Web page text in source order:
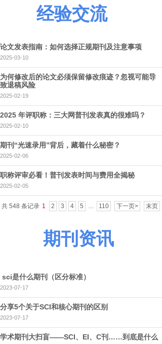
经验交流
论文发表指南：如何选择正规期刊及注意事项
2025-03-10
为何修改后的论文必须保留修改痕迹？忽视可能导
致退稿风险
2025-02-19
2025 年评职称：三大网普刊发表真的很难吗？
2025-02-10
期刊“光速录用”背后，藏着什么秘密？
2025-02-06
职称评审必看！普刊发表时间与费用全揭秘
2025-02-05
共 548 条记录 1 2 3 4 5 … 110 下一页> 末页
期刊资讯
sci是什么期刊（区分标准）​
2023-07-17
分享5个关于SCI和核心期刊的区别
2023-07-17
学术期刊大扫盲——SCI、EI、C刊……到底是什么